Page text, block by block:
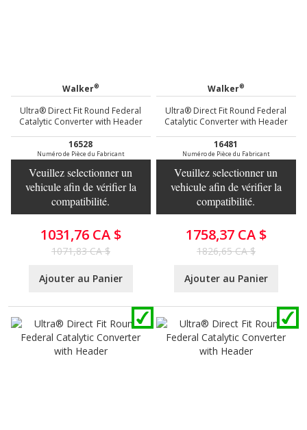
Walker®
Ultra® Direct Fit Round Federal
Catalytic Converter with Header
16528
Numéro de Pièce du Fabricant
Veuillez selectionner un
vehicule afin de vérifier la
compatibilité.
1031,76 CA $
1071,83 CA $
Ajouter au Panier
Walker®
Ultra® Direct Fit Round Federal
Catalytic Converter with Header
16481
Numéro de Pièce du Fabricant
Veuillez selectionner un
vehicule afin de vérifier la
compatibilité.
1758,37 CA $
1826,65 CA $
Ajouter au Panier